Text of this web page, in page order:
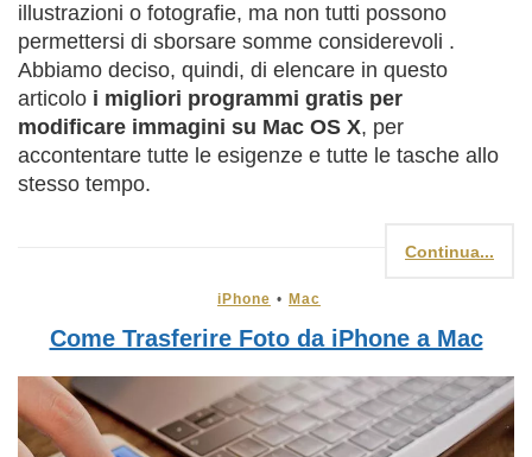
illustrazioni o fotografie, ma non tutti possono
permettersi di sborsare somme considerevoli .
Abbiamo deciso, quindi, di elencare in questo
articolo i migliori programmi gratis per
modificare immagini su Mac OS X, per
accontentare tutte le esigenze e tutte le tasche allo
stesso tempo.
Continua...
iPhone • Mac
Come Trasferire Foto da iPhone a Mac